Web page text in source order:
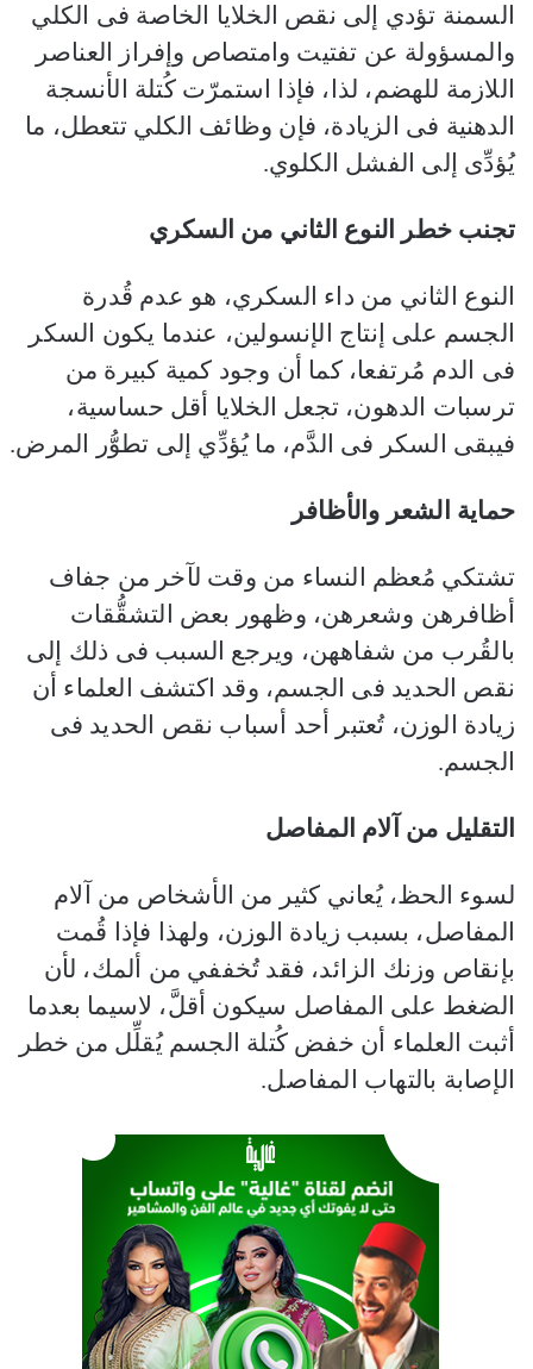
السمنة تؤدي إلى نقص الخلايا الخاصة فى الكلي
والمسؤولة عن تفتيت وامتصاص وإفراز العناصر
اللازمة للهضم، لذا، فإذا استمرّت كُتلة الأنسجة
الدهنية فى الزيادة، فإن وظائف الكلي تتعطل، ما
يُؤدِّى إلى الفشل الكلوي.
تجنب خطر النوع الثاني من السكري
النوع الثاني من داء السكري، هو عدم قُدرة
الجسم على إنتاج الإنسولين، عندما يكون السكر
فى الدم مُرتفعا، كما أن وجود كمية كبيرة من
ترسبات الدهون، تجعل الخلايا أقل حساسية،
فيبقى السكر فى الدَّم، ما يُؤدِّي إلى تطوُّر المرض.
حماية الشعر والأظافر
تشتكي مُعظم النساء من وقت لآخر من جفاف
أظافرهن وشعرهن، وظهور بعض التشقُّقات
بالقُرب من شفاههن، ويرجع السبب فى ذلك إلى
نقص الحديد فى الجسم، وقد اكتشف العلماء أن
زيادة الوزن، تُعتبر أحد أسباب نقص الحديد فى
الجسم.
التقليل من آلام المفاصل
لسوء الحظ، يُعاني كثير من الأشخاص من آلام
المفاصل، بسبب زيادة الوزن، ولهذا فإذا قُمت
بإنقاص وزنك الزائد، فقد تُخففي من ألمك، لأن
الضغط على المفاصل سيكون أقلَّ، لاسيما بعدما
أثبت العلماء أن خفض كُتلة الجسم يُقلِّل من خطر
الإصابة بالتهاب المفاصل.